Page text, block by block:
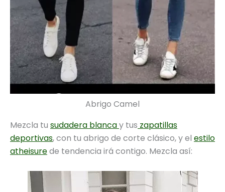
Abrigo Camel
Mezcla tu sudadera blancay tus zapatillas
deportivas, con tu abrigo de corte clásico, y el estilo
atheisurede tendencia irá contigo. Mezcla así: